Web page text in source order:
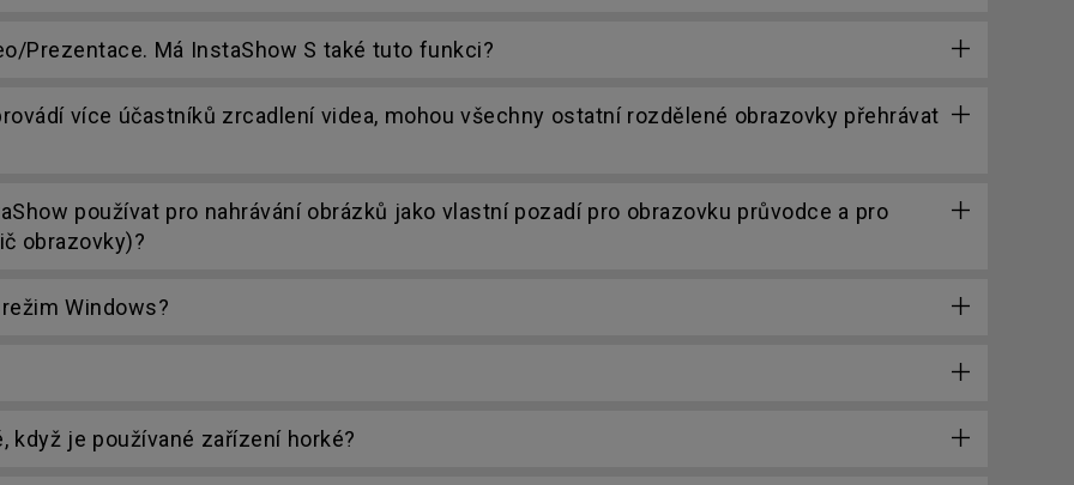
Prezentace. Má InstaShow S také tuto funkci?
více účastníků zrcadlení videa, mohou všechny ostatní rozdělené obrazovky přehrávat
používat pro nahrávání obrázků jako vlastní pozadí pro obrazovku průvodce a pro
obrazovky)?
Windows?
je používané zařízení horké?